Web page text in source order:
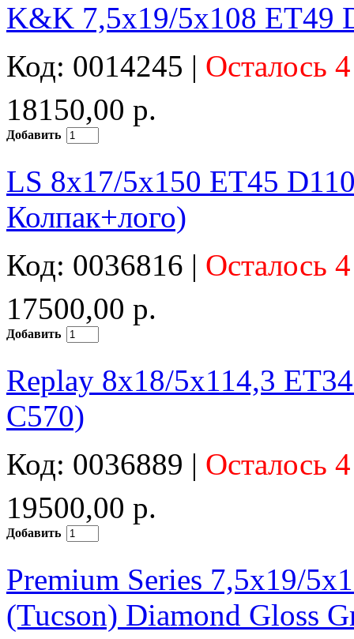
K&K 7,5x19/5x108 ET49
Код: 0014245 | Осталось
18150,00 р.
Добавить
LS 8x17/5x150 ET45
Колпак+лого)
Код: 0036816 | Осталось
17500,00 р.
Добавить
Replay 8x18/5x114,3
C570)
Код: 0036889 | Осталось
19500,00 р.
Добавить
Premium Series 7,5x19/
(Tucson) Diamond Gloss